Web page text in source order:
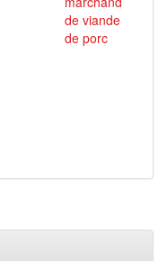
de viande
de porc